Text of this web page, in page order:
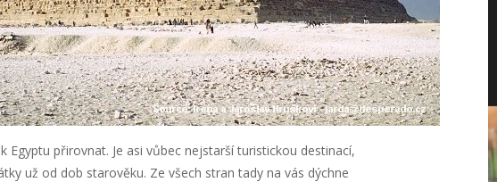
Egyptu přirovnat. Je asi vůbec nejstarší turistickou destinací,
už od dob starověku. Ze všech stran tady na vás dýchne